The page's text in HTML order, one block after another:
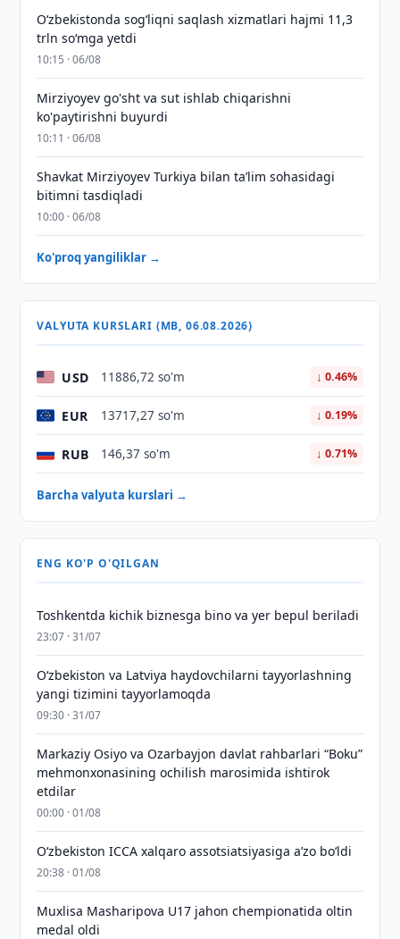
O‘zbekistonda sog‘liqni saqlash xizmatlari hajmi 11,3
trln so‘mga yetdi
10:15 · 06/08
Mirziyoyev go'sht va sut ishlab chiqarishni
ko'paytirishni buyurdi
10:11 · 06/08
Shavkat Mirziyoyev Turkiya bilan taʼlim sohasidagi
bitimni tasdiqladi
10:00 · 06/08
Ko'proq yangiliklar →
VALYUTA KURSLARI (MB, 06.08.2026)
USD 11886,72 so'm ↓ 0.46%
EUR 13717,27 so'm ↓ 0.19%
RUB 146,37 so'm ↓ 0.71%
Barcha valyuta kurslari →
ENG KO'P O'QILGAN
Toshkentda kichik biznesga bino va yer bepul beriladi
23:07 · 31/07
Oʻzbekiston va Latviya haydovchilarni tayyorlashning
yangi tizimini tayyorlamoqda
09:30 · 31/07
Markaziy Osiyo va Ozarbayjon davlat rahbarlari “Boku”
mehmonxonasining ochilish marosimida ishtirok
etdilar
00:00 · 01/08
O‘zbekiston ICCA xalqaro assotsiatsiyasiga aʼzo bo‘ldi
20:38 · 01/08
Muxlisa Masharipova U17 jahon chempionatida oltin
medal oldi